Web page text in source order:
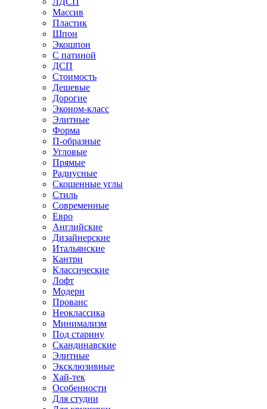
Массив
Пластик
Шпон
Экошпон
С патиной
ДСП
Стоимость
Дешевые
Дорогие
Эконом-класс
Элитные
Форма
П-образные
Угловые
Прямые
Радиусные
Скошенные углы
Стиль
Современные
Евро
Английские
Дизайнерские
Итальянские
Кантри
Классические
Лофт
Модерн
Прованс
Неоклассика
Минимализм
Под старину
Скандинавские
Элитные
Эксклюзивные
Хай-тек
Особенности
Для студии